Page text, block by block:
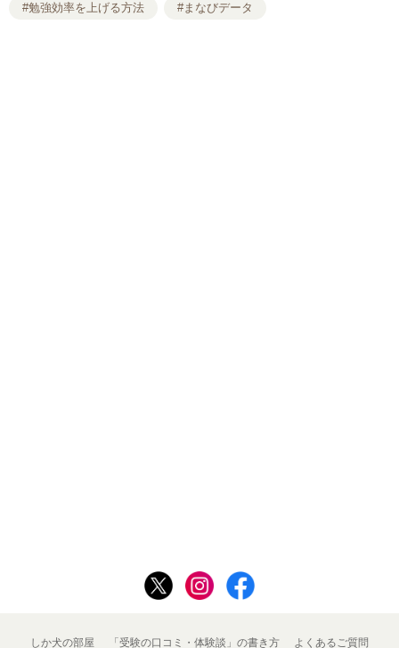
#勉強効率を上げる方法 #まなびデータ
しか犬の部屋 「受験の口コミ・体験談」の書き方 よくあるご質問